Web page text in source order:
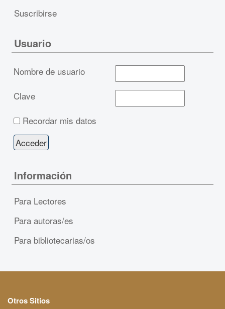
Suscribirse
Usuario
Nombre de usuario
Clave
Recordar mis datos
Información
Para Lectores
Para autoras/es
Para bibliotecarias/os
Otros Sitios